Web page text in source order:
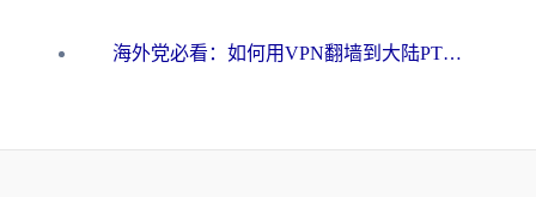
海外党必看：如何用VPN翻墙到大陆PTT？一篇解决你所有回国加速痛点